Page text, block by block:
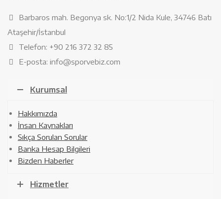
Barbaros mah. Begonya sk. No:1/2 Nida Kule, 34746 Batı
Ataşehir/İstanbul
Telefon: +90 216 372 32 85
E-posta: info@sporvebiz.com
Kurumsal
Hakkımızda
İnsan Kaynakları
Sıkça Sorulan Sorular
Banka Hesap Bilgileri
Bizden Haberler
Hizmetler